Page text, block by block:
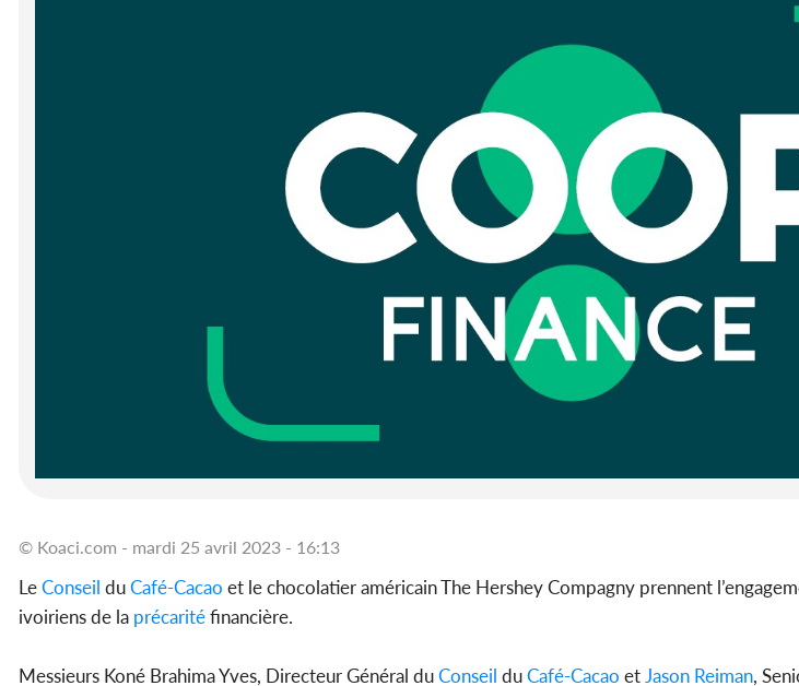
© Koaci.com - mardi 25 avril 2023 - 16:13
LeConseil duCafé-Cacao et le chocolatier américain The Hershey Compagny prennent
ivoiriens de la précaritéfinancière.
Messieurs Koné Brahima Yves, Directeur Général duConseil duCafé-Cacao etJason Reiman,